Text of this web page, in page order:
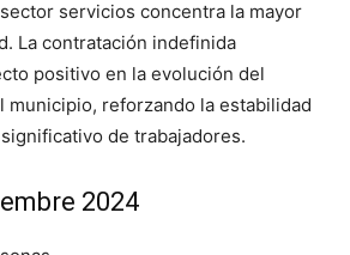
servicios concentra la mayor
La contratación indefinida
positivo en la evolución del
municipio, reforzando la estabilidad
de trabajadores.
2024